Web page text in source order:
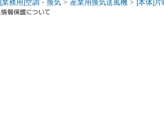
[業務用]空調・換気 産業用換気送風機 [本体]